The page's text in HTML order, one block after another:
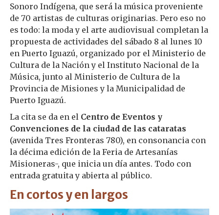
Sonoro Indígena, que será la música proveniente
de 70 artistas de culturas originarias. Pero eso no
es todo: la moda y el arte audiovisual completan la
propuesta de actividades del sábado 8 al lunes 10
en Puerto Iguazú, organizado por el Ministerio de
Cultura de la Nación y el Instituto Nacional de la
Música, junto al Ministerio de Cultura de la
Provincia de Misiones y la Municipalidad de
Puerto Iguazú.
La cita se da en el Centro de Eventos y
Convenciones de la ciudad de las cataratas
(avenida Tres Fronteras 780), en consonancia con
la décima edición de la Feria de Artesanías
Misioneras-, que inicia un día antes. Todo con
entrada gratuita y abierta al público.
En cortos y en largos